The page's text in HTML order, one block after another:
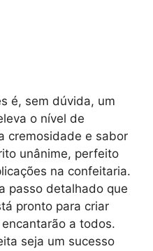
é, sem dúvida, um
o nível de
cremosidade e sabor
unânime, perfeito
na confeitaria.
passo detalhado que
pronto para criar
a todos.
seja um sucesso